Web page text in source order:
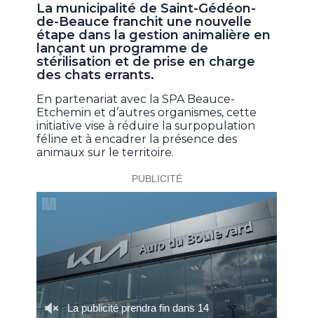
La municipalité de Saint-Gédéon-
de-Beauce franchit une nouvelle
étape dans la gestion animalière en
lançant un programme de
stérilisation et de prise en charge
des chats errants.
En partenariat avec la SPA Beauce-
Etchemin et d’autres organismes, cette
initiative vise à réduire la surpopulation
féline et à encadrer la présence des
animaux sur le territoire.